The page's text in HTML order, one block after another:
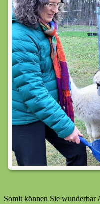
Somit können Sie wunderbar